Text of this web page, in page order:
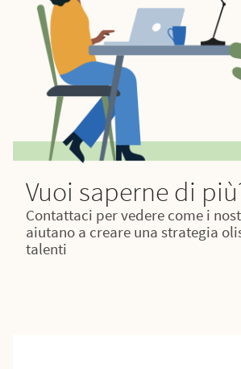
Vuoi saperne di
Contattaci per vedere come i
aiutano a creare una strategia
talenti